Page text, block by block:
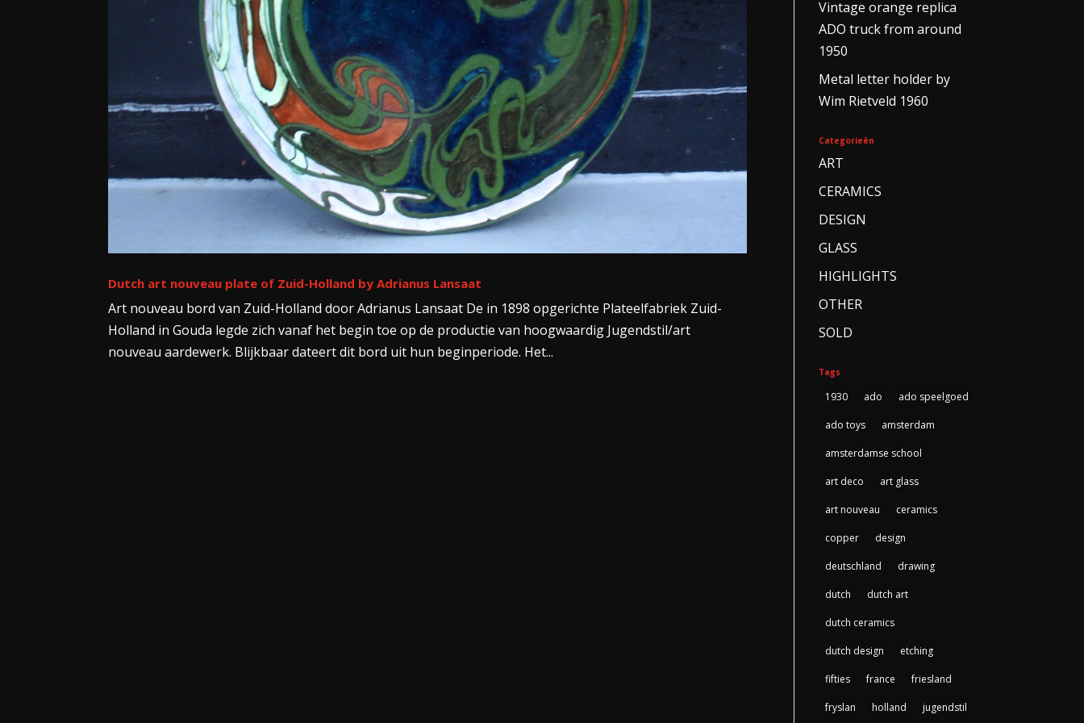
Dutch art nouveau plate of Zuid-Holland by Adrianus Lansaat
Art nouveau bord van Zuid-Holland door Adrianus Lansaat De in 1898 opgerichte Plateelfabriek Zuid-
Holland in Gouda legde zich vanaf het begin toe op de productie van hoogwaardig Jugendstil/art
nouveau aardewerk. Blijkbaar dateert dit bord uit hun beginperiode. Het...
Vintage orange replica
ADO truck from around
1950
Metal letter holder by
Wim Rietveld 1960
Categorieën
ART
CERAMICS
DESIGN
GLASS
HIGHLIGHTS
OTHER
SOLD
Tags
1930 ado ado speelgoed
ado toys amsterdam
amsterdamse school
art deco art glass
art nouveau ceramics
copper design
deutschland drawing
dutch dutch art
dutch ceramics
dutch design etching
fifties france friesland
fryslan holland jugendstil